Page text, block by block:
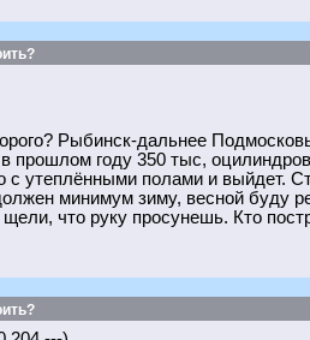
Рыбинск-дальнее
прошлом году 350 тыс,
с утеплёнными полами и выйдет.
минимум зиму, весной буду
щели, что руку просунешь. Кто